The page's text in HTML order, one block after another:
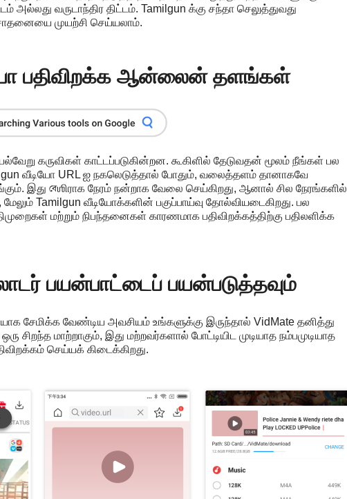
வருடாந்திர திட்டம். Tamilgun க்கு சந்தா செலுத்துவது
முயற்சி செய்யலாம்.
பதிவிறக்க ஆன்லைன் தளங்கள்
கருவிகள் காட்டப்படுகின்றன. கூகிளில் தேடுவதன் மூலம் நீங்கள் பல
வீடியோ URL ஐ நகலெடுத்தால் போதும், வலைத்தளம் தானாகவே
இது বেஶிராக நேரம் நன்றாக வேலை செய்கிறது, ஆனால் சில நேரங்களில்
Tamilgun வீடியோக்களின் பகுப்பாய்வு தோல்வியடைகிறது. பல
மற்றும் நிபந்தனைகள் காரணமாக பதிவிறக்கத்திற்கு பதிலளிக்க
பயன்பாட்டைப் பயன்படுத்தவும்
சேமிக்க வேண்டிய அவசியம் உங்களுக்கு இருந்தால் VidMate தனித்து
சிறந்த மாற்றாகும், இது மற்றவர்களால் போட்டியிட முடியாத நம்பமுடியாத
செய்யக் கிடைக்கிறது.